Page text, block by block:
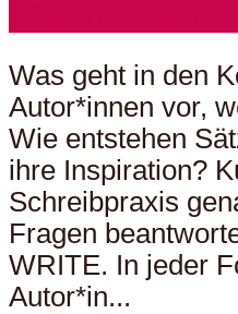
Was geht in den
Autor*innen vor,
Wie entstehen
ihre Inspiration?
Schreibpraxis
Fragen
WRITE. In jeder
Autor*in...